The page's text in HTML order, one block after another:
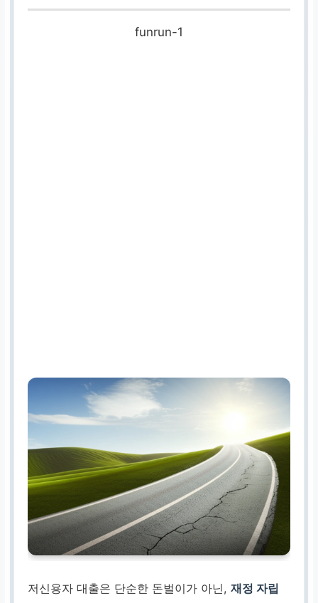
funrun-1
저신용자 대출은 단순한 돈벌이가 아닌,재정 자립